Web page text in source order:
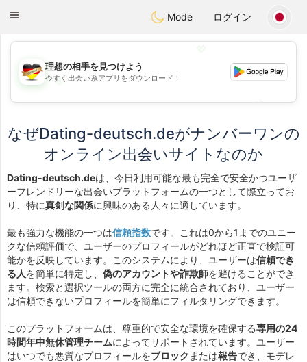
Deutsch Dating
Toggle
Mode ログイン
💖
💕
理想の相手を見つけよう
今すぐ出会い系アプリをダウンロード！
なぜDating-deutsch.deがナンバーワンの
オンライン出会いサイトなのか
Dating-deutsch.deは、今日利用可能な最も完全で安全かつユーザ
ーフレンドリーな出会いプラットフォームの一つとして際立ってお
り、特に真剣な関係に興味のある人々に適しています。
最も強力な機能の一つは信頼指数です。これは0から1までのユニー
クな信頼評価で、ユーザーのプロフィールがどれほど正直で検証可
能かを反映しています。このシステムにより、ユーザーは信頼でき
る人を簡単に特定し、 偽のアカウントや詐欺師を避けることができ
ます。検索と選択ツールの両方に完全に統合されており、ユーザー
は信頼できないプロフィールを簡単にフィルタリングできます。
このプラットフォームは、尊重的で安全な環境を確保する専用の24
時間年中無休管理チームによってサポートされています。ユーザー
はいつでも悪質なプロフィールをブロック または報告でき、モデレ